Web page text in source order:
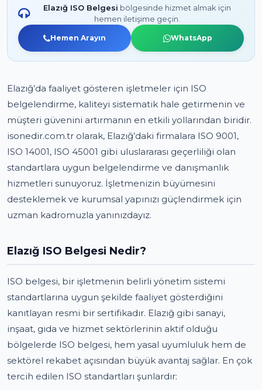
Elazığ ISO Belgesi bölgesinde hizmet almak için
hemen iletişime geçin.
Hemen Arayın WhatsApp
Elazığ’da faaliyet gösteren işletmeler için ISO
belgelendirme, kaliteyi sistematik hale getirmenin ve
müşteri güvenini artırmanın en etkili yollarından biridir.
isonedir.com.tr olarak, Elazığ’daki firmalara ISO 9001,
ISO 14001, ISO 45001 gibi uluslararası geçerliliği olan
standartlara uygun belgelendirme ve danışmanlık
hizmetleri sunuyoruz. İşletmenizin büyümesini
desteklemek ve kurumsal yapınızı güçlendirmek için
uzman kadromuzla yanınızdayız.
Elazığ ISO Belgesi Nedir?
ISO belgesi, bir işletmenin belirli yönetim sistemi
standartlarına uygun şekilde faaliyet gösterdiğini
kanıtlayan resmi bir sertifikadır. Elazığ gibi sanayi,
inşaat, gıda ve hizmet sektörlerinin aktif olduğu
bölgelerde ISO belgesi, hem yasal uyumluluk hem de
sektörel rekabet açısından büyük avantaj sağlar. En çok
tercih edilen ISO standartları şunlardır: